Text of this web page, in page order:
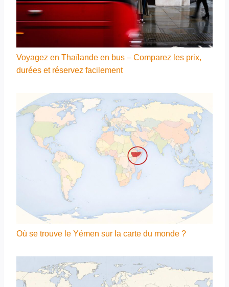
Voyagez en Thaïlande en bus – Comparez les prix,
durées et réservez facilement
Où se trouve le Yémen sur la carte du monde ?